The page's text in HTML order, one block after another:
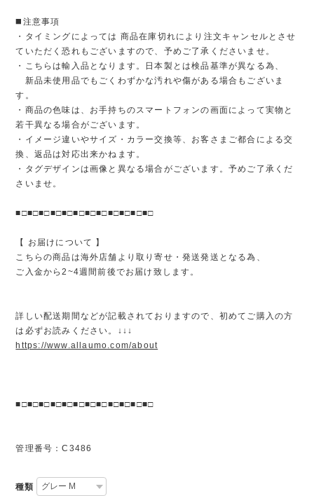
◼️注意事項
・タイミングによっては 商品在庫切れにより注文キャンセルとさせ
ていただく恐れもございますので、予めご了承くださいませ。
・こちらは輸入品となります。日本製とは検品基準が異なる為、
新品未使用品でもごくわずかな汚れや傷がある場合もございま
す。
・商品の色味は、お手持ちのスマートフォンの画面によって実物と
若干異なる場合がございます。
・イメージ違いやサイズ・カラー交換等、お客さまご都合による交
換、返品は対応出来かねます。
・タグデザインは画像と異なる場合がございます。予めご了承くだ
さいませ。
■□■□■□■□■□■□■□■□■□■□■□■□
【 お届けについて 】
こちらの商品は海外店舗より取り寄せ・発送発送となる為、
ご入金から2~4週間前後でお届け致します。
詳しい配送期間などが記載されておりますので、初めてご購入の方
は必ずお読みください。↓↓↓
https://www.allaumo.com/about
■□■□■□■□■□■□■□■□■□■□■□■□
管理番号：C3486
種類